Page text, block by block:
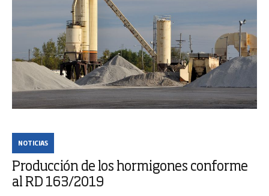
NOTICIAS
Producción de los hormigones conforme
al RD 163/2019